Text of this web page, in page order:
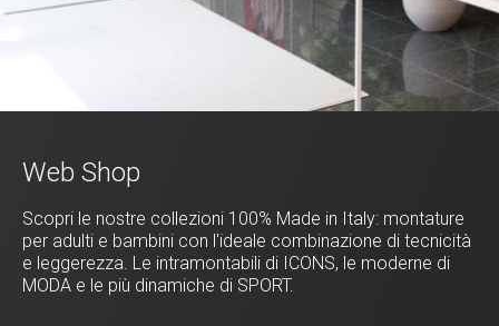
Web Shop
Scopri le nostre collezioni 100% Made in Italy: montature
per adulti e bambini con l'ideale combinazione di tecnicità
e leggerezza. Le intramontabili di ICONS, le moderne di
MODA e le più dinamiche di SPORT.